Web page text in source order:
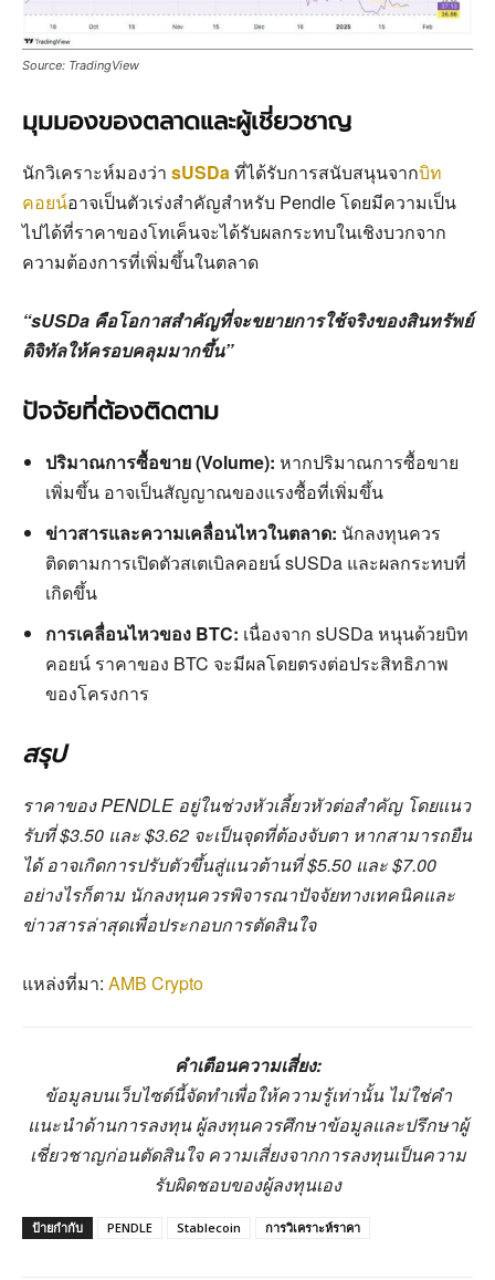
Source: TradingView
มุมมองของตลาดและผู้เชี่ยวชาญ
นักวิเคราะห์มองว่า sUSDa ที่ได้รับการสนับสนุนจากบิท
คอยน์อาจเป็นตัวเร่งสำคัญสำหรับ Pendle โดยมีความเป็น
ไปได้ที่ราคาของโทเค็นจะได้รับผลกระทบในเชิงบวกจาก
ความต้องการที่เพิ่มขึ้นในตลาด
“sUSDa คือโอกาสสำคัญที่จะขยายการใช้จริงของสินทรัพย์
ดิจิทัลให้ครอบคลุมมากขึ้น”
ปัจจัยที่ต้องติดตาม
ปริมาณการซื้อขาย (Volume): หากปริมาณการซื้อขาย
เพิ่มขึ้น อาจเป็นสัญญาณของแรงซื้อที่เพิ่มขึ้น
ข่าวสารและความเคลื่อนไหวในตลาด: นักลงทุนควร
ติดตามการเปิดตัวสเตเบิลคอยน์ sUSDa และผลกระทบที่
เกิดขึ้น
การเคลื่อนไหวของ BTC: เนื่องจาก sUSDa หนุนด้วยบิท
คอยน์ ราคาของ BTC จะมีผลโดยตรงต่อประสิทธิภาพ
ของโครงการ
สรุป
ราคาของ PENDLE อยู่ในช่วงหัวเลี้ยวหัวต่อสำคัญ โดยแนว
รับที่ $3.50 และ $3.62 จะเป็นจุดที่ต้องจับตา หากสามารถยืน
ได้ อาจเกิดการปรับตัวขึ้นสู่แนวต้านที่ $5.50 และ $7.00
อย่างไรก็ตาม นักลงทุนควรพิจารณาปัจจัยทางเทคนิคและ
ข่าวสารล่าสุดเพื่อประกอบการตัดสินใจ
แหล่งที่มา: AMB Crypto
คำเตือนความเสี่ยง:
ข้อมูลบนเว็บไซต์นี้จัดทำเพื่อให้ความรู้เท่านั้น ไม่ใช่คำ
แนะนำด้านการลงทุน ผู้ลงทุนควรศึกษาข้อมูลและปรึกษาผู้
เชี่ยวชาญก่อนตัดสินใจ ความเสี่ยงจากการลงทุนเป็นความ
รับผิดชอบของผู้ลงทุนเอง
ป้ายกำกับ PENDLE Stablecoin การวิเคราะห์ราคา